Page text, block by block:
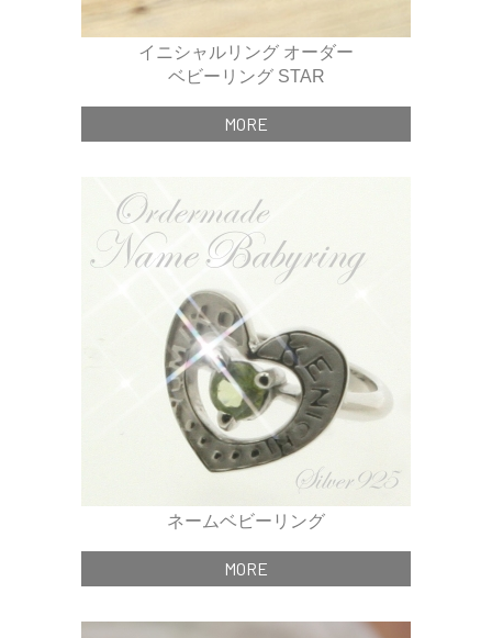
イニシャルリング オーダー
ベビーリング STAR
MORE
ネームベビーリング
MORE